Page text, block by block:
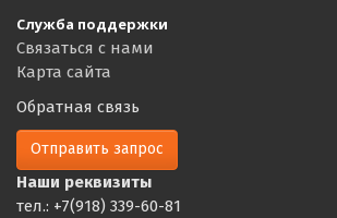
Служба поддержки
Связаться с нами
Карта сайта
Обратная связь
Отправить запрос
Наши реквизиты
тел.: +7(918) 339-60-81